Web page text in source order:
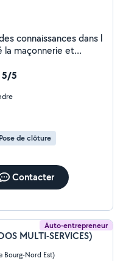
connaissances dans l
5/5
Pose de clôture
Contacter
Auto-entrepreneur
MULTI-SERVICES)
Bourg-Nord Est)